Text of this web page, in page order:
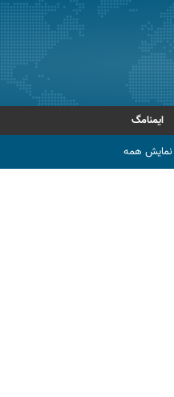
ایمنامگ
نمایش همه